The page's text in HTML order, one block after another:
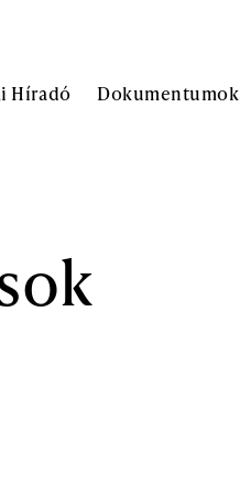
Híradó Dokumentumok